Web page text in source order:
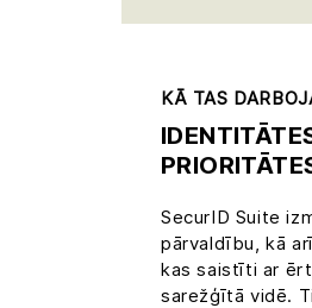
KĀ TAS
SecurID Suite
pārvaldību, kā
kas saistīti ar
sarežģītā vidē.